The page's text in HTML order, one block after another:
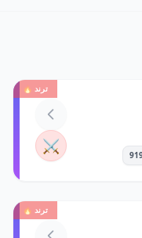
ترند 🔥
⚔️
ترند 🔥